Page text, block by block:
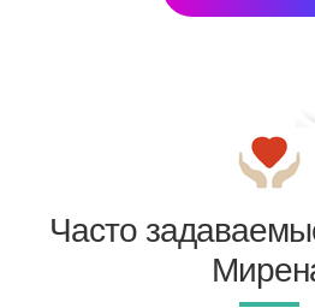
Часто